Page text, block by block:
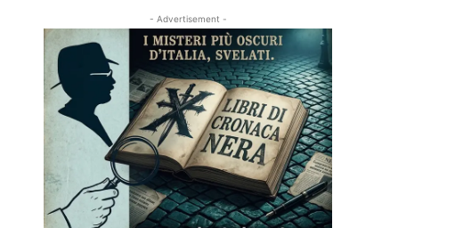
- Advertisement -